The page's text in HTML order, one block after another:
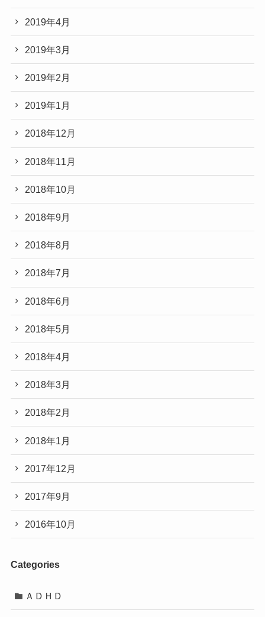
2019年4月
2019年3月
2019年2月
2019年1月
2018年12月
2018年11月
2018年10月
2018年9月
2018年8月
2018年7月
2018年6月
2018年5月
2018年4月
2018年3月
2018年2月
2018年1月
2017年12月
2017年9月
2016年10月
Categories
ＡＤＨＤ